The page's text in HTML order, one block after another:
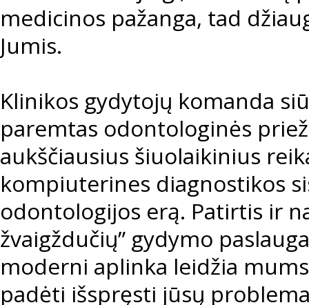
medicinos pažanga, tad
Jumis.
Klinikos gydytojų komanda
paremtas odontologinės
aukščiausius šiuolaikinius
kompiuterines diagnostikos
odontologijos erą. Patirtis ir
žvaigždučių” gydymo
moderni aplinka leidžia
padėti išspręsti jūsų